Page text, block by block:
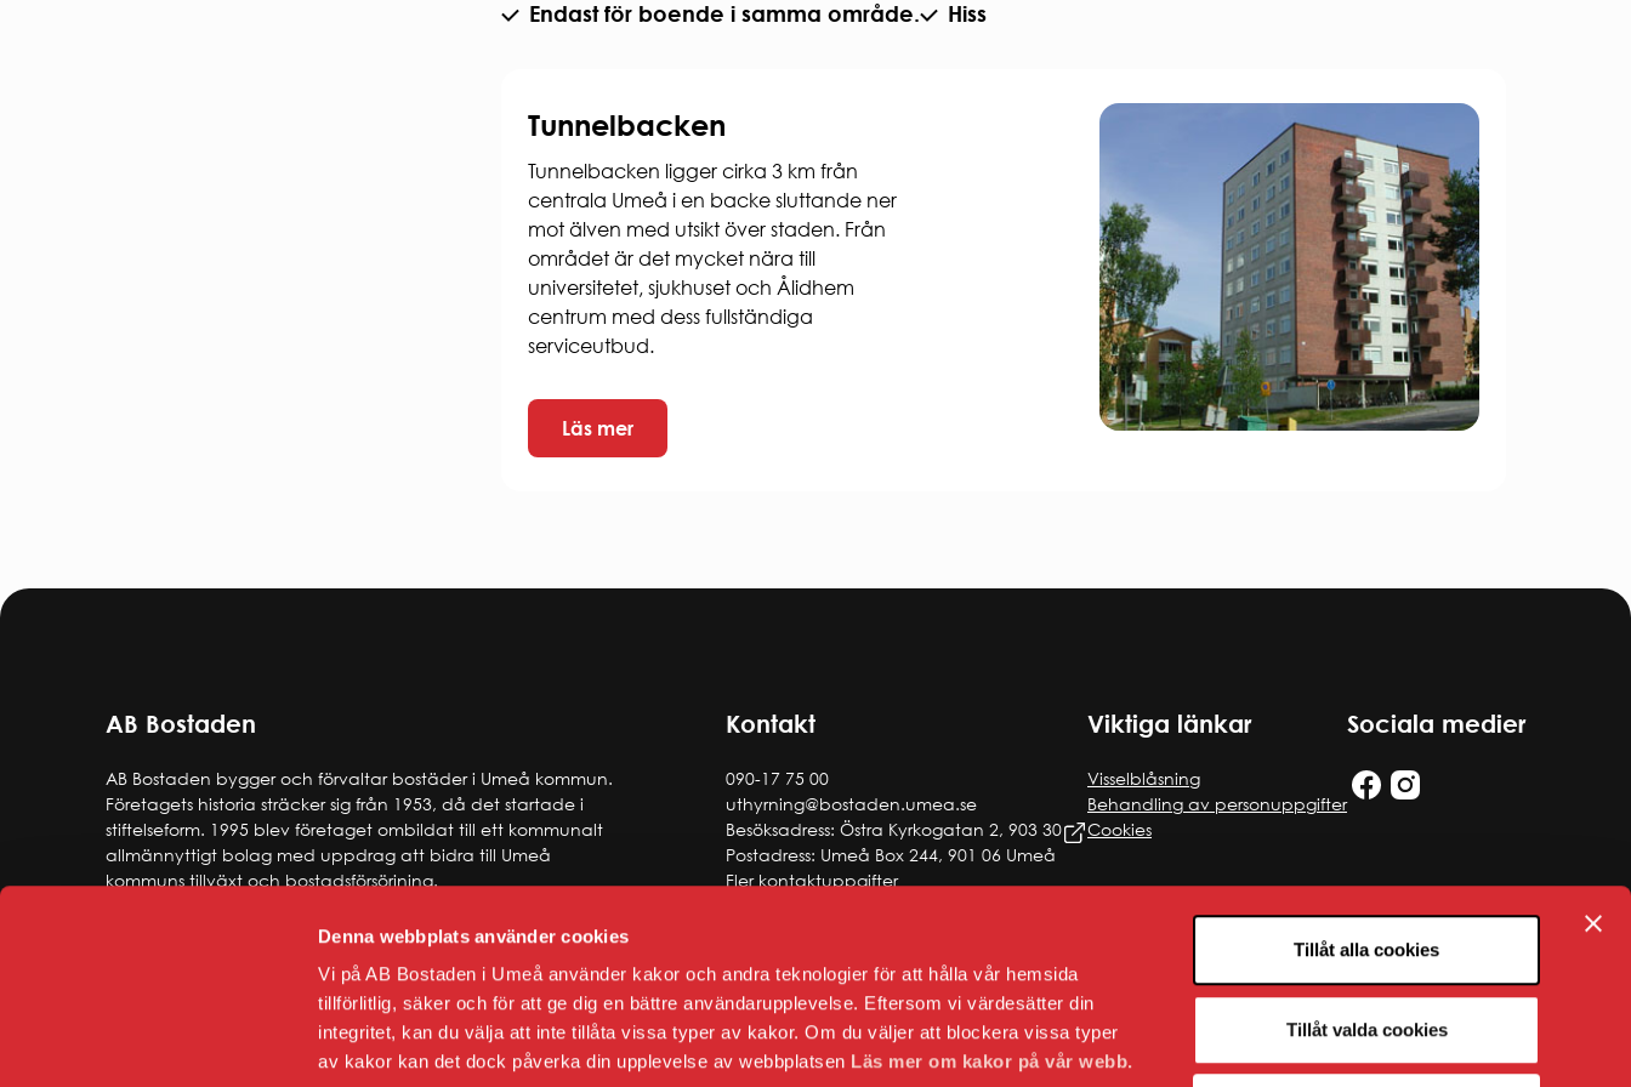
Denna webbplats använder cookies
Vi på AB Bostaden i Umeå använder kakor och andra teknologier för att hålla vår hemsida
tillförlitlig, säker och för att ge dig en bättre användarupplevelse. Eftersom vi värdesätter din
integritet, kan du välja att inte tillåta vissa typer av kakor. Om du väljer att blockera vissa typer
av kakor kan det dock påverka din upplevelse av webbplatsen Läs mer om kakor på vår webb.
Tillåt alla cookies
Tillåt valda cookies
Endast för boende i samma område.
Hiss
Tunnelbacken
Tunnelbacken ligger cirka 3 km från
centrala Umeå i en backe sluttande ner
mot älven med utsikt över staden. Från
området är det mycket nära till
universitetet, sjukhuset och Ålidhem
centrum med dess fullständiga
serviceutbud.
Läs mer
AB Bostaden
AB Bostaden bygger och förvaltar bostäder i Umeå kommun.
Företagets historia sträcker sig från 1953, då det startade i
stiftelseform. 1995 blev företaget ombildat till ett kommunalt
allmännyttigt bolag med uppdrag att bidra till Umeå
kommuns tillväxt och bostadsförsörjning.
Kontakt
090-17 75 00
uthyrning@bostaden.umea.se
Besöksadress: Östra Kyrkogatan 2, 903 30
Postadress: Umeå Box 244, 901 06 Umeå
Fler kontaktuppgifter
Viktiga länkar
Visselblåsning
Behandling av personuppgifter
Cookies
Sociala medier